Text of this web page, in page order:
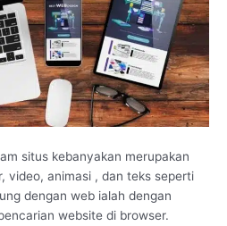
situs kebanyakan merupakan
video, animasi , dan teks seperti
dengan web ialah dengan
website di browser.